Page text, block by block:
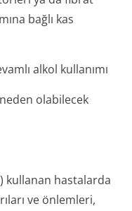
bağlı kas
alkol kullanımı
olabilecek
kullanan hastalarda
ve önlemleri,